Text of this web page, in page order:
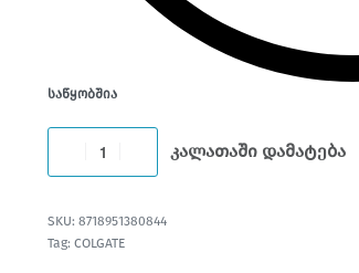
ᲡᲐᲬᲧᲝᲑᲨᲘᲐ
კალათაში დამატება
8718951380844
Tag: COLGATE